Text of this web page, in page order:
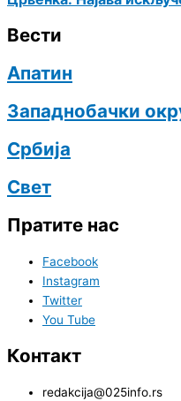
Вести
Апатин
Западнобачки
Србија
Свет
Пратите нас
Facebook
Instagram
Twitter
You Tube
Контакт
redakcija@025info.rs